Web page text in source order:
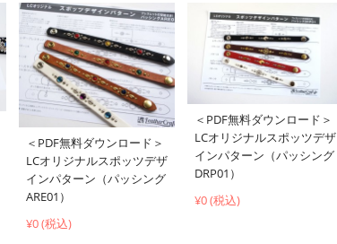
＜PDF無料ダウンロード＞
LCオリジナルスポッツデザ
インパターン（パッシング
ARE01）
¥0 (税込)
＜PDF無料ダウンロード＞
LCオリジナルスポッツデザ
インパターン（パッシング
DRP01）
¥0 (税込)